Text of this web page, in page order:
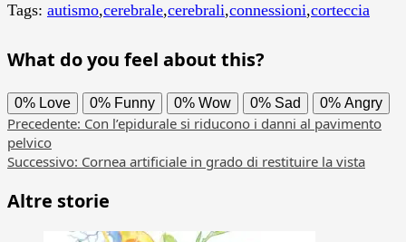
Tags: autismo,cerebrale,cerebrali,connessioni,corteccia
What do you feel about this?
0% Love 0% Funny 0% Wow 0% Sad 0% Angry
Navigazione
articolo
Precedente: Con l’epidurale si riducono i danni al pavimento
pelvico
Successivo: Cornea artificiale in grado di restituire la vista
Altre storie